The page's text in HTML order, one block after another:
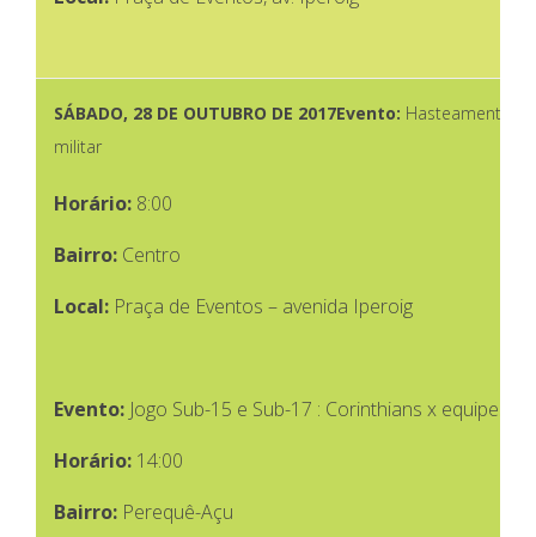
SÁBADO, 28 DE OUTUBRO DE 2017Evento: Hasteamento
militar
Horário: 8:00
Bairro: Centro
Local: Praça de Eventos – avenida Iperoig
Evento: Jogo Sub-15 e Sub-17 : Corinthians x equipes
Horário: 14:00
Bairro: Perequê-Açu